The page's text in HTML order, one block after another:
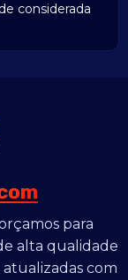
considerada
para
alta qualidade
atualizadas com